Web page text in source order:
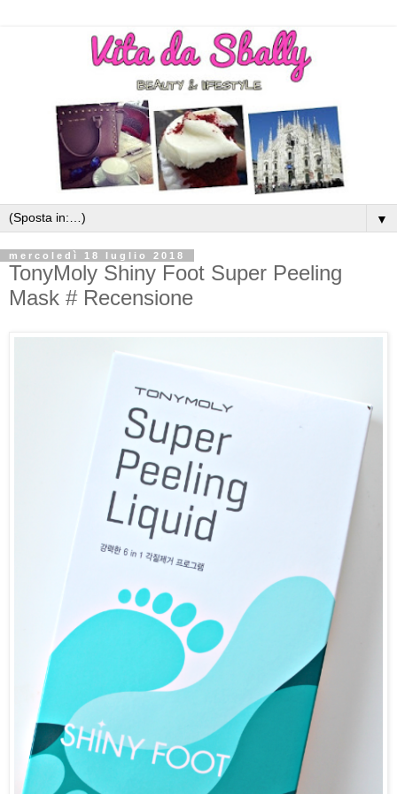
▼
mercoledì 18 luglio 2018
TonyMoly Shiny Foot Super Peeling
Mask # Recensione